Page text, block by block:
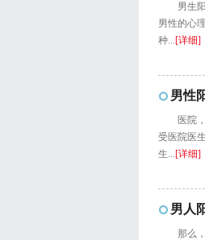
男生
男性的心
种...[详细]
男性
医院
受医院医
生...[详细]
男人
那么